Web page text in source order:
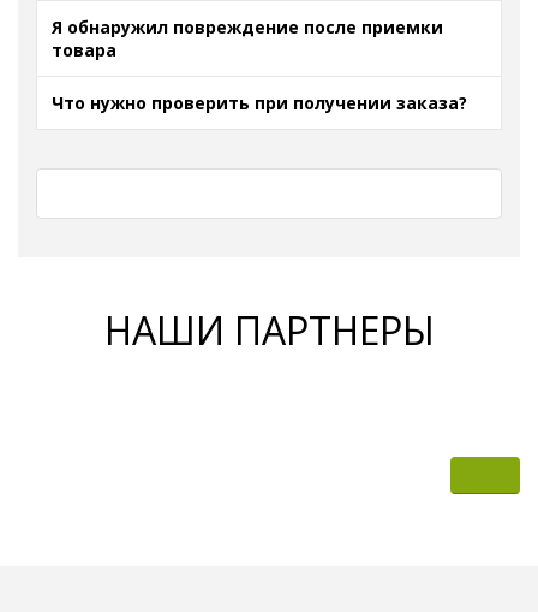
Я обнаружил повреждение после приемки
товара
Что нужно проверить при получении заказа?
НАШИ ПАРТНЕРЫ